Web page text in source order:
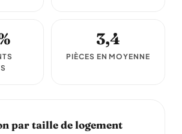
3,4
PIÈCES EN MOYENNE
par taille de logement